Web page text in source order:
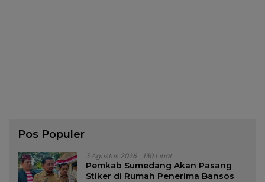
Pos Populer
3 Agustus 2026 130 Lihat
Pemkab Sumedang Akan Pasang
Stiker di Rumah Penerima Bansos